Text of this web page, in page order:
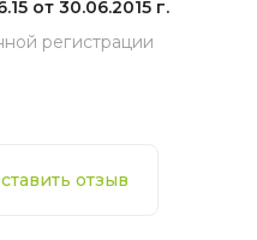
от 30.06.2015 г.
регистрации
отзыв